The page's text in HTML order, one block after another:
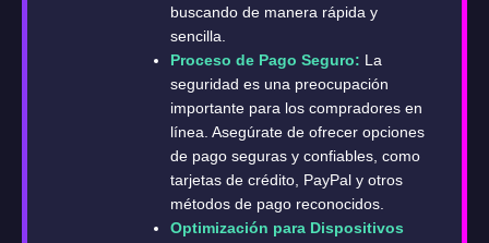
buscando de manera rápida y
sencilla.
Proceso de Pago Seguro: La
seguridad es una preocupación
importante para los compradores en
línea. Asegúrate de ofrecer opciones
de pago seguras y confiables, como
tarjetas de crédito, PayPal y otros
métodos de pago reconocidos.
Optimización para Dispositivos